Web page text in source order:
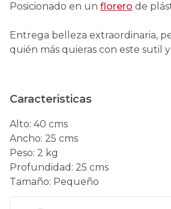
Posicionado en un florero de
Entrega belleza extraordinaria,
quién más quieras con este sutil
Caracteristicas
Alto: 40 cms
Ancho: 25 cms
Peso: 2 kg
Profundidad : 25 cms
Tamaño: Pequeño